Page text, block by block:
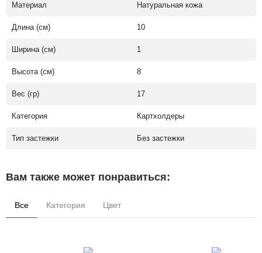
Материал Натуральная кожа
Длина (см) 10
Ширина (см) 1
Высота (см) 8
Вес (гр) 17
Категория Картхолдеры
Тип застежки Без застежки
Вам также может понравиться:
Все Категория Цвет